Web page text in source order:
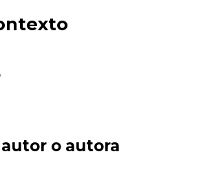
o autora